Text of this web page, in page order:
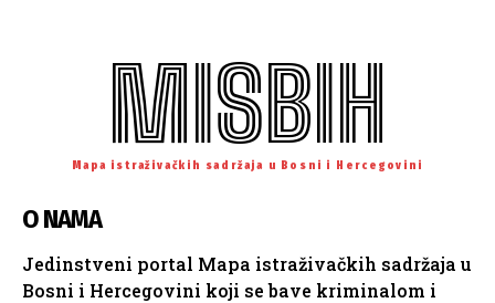
MISBIH
Mapa istraživačkih sadržaja u Bosni i Hercegovini
O NAMA
Jedinstveni portal Mapa istraživačkih sadržaja u
Bosni i Hercegovini koji se bave kriminalom i